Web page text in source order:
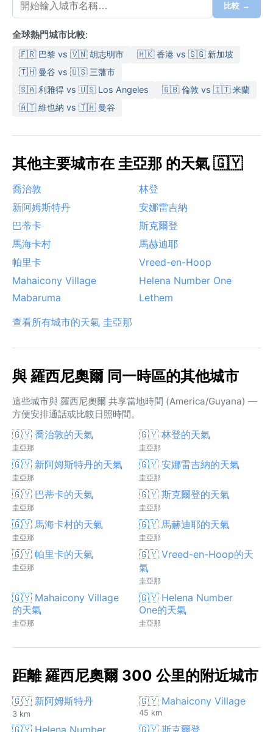
比較 →
全球熱門城市比較:
🇫🇷 巴黎 vs 🇻🇳 胡志明市
🇭🇰 香港 vs 🇸🇬 新加坡
🇹🇭 曼谷 vs 🇺🇸 三藩市
🇸🇦 利雅得 vs 🇺🇸 Los Angeles
🇬🇧 倫敦 vs 🇮🇹 米蘭
🇦🇹 維也納 vs 🇹🇭 曼谷
其他主要城市在 圭亞那 的天氣 🇬🇾
喬治敦
林登
新阿姆斯特丹
安娜雷吉納
巴蒂卡
斯克爾登
馬海卡村
馬赫迪耶
帕里卡
Vreed-en-Hoop
Mahaicony Village
Helena Number One
Mabaruma
Lethem
查看所有城市的天氣 圭亞那
與 羅西尼奧爾 同一時區的其他城市
這些城市與 羅西尼奧爾 共享當地時間 (America/Guyana) —
方便安排通話或比較日照時間。
🇬🇾 喬治敦的天氣
圭亞那
🇬🇾 林登的天氣
圭亞那
🇬🇾 新阿姆斯特丹的天氣
圭亞那
🇬🇾 安娜雷吉納的天氣
圭亞那
🇬🇾 巴蒂卡的天氣
圭亞那
🇬🇾 斯克爾登的天氣
圭亞那
🇬🇾 馬海卡村的天氣
圭亞那
🇬🇾 馬赫迪耶的天氣
圭亞那
🇬🇾 帕里卡的天氣
圭亞那
🇬🇾 Vreed-en-Hoop的天
氣
圭亞那
🇬🇾 Mahaicony Village
的天氣
圭亞那
🇬🇾 Helena Number
One的天氣
圭亞那
距離 羅西尼奧爾 300 公里的附近城市
🇬🇾 新阿姆斯特丹
3 km
🇬🇾 Mahaicony Village
45 km
🇬🇾 Helena Number 🇬🇾 斯克爾登